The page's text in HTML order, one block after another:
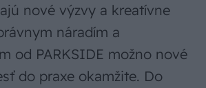
nové výzvy a kreatívne
náradím a
od PARKSIDE možno nové
do praxe okamžite. Do